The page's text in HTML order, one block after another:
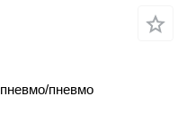
пневмо/пневмо